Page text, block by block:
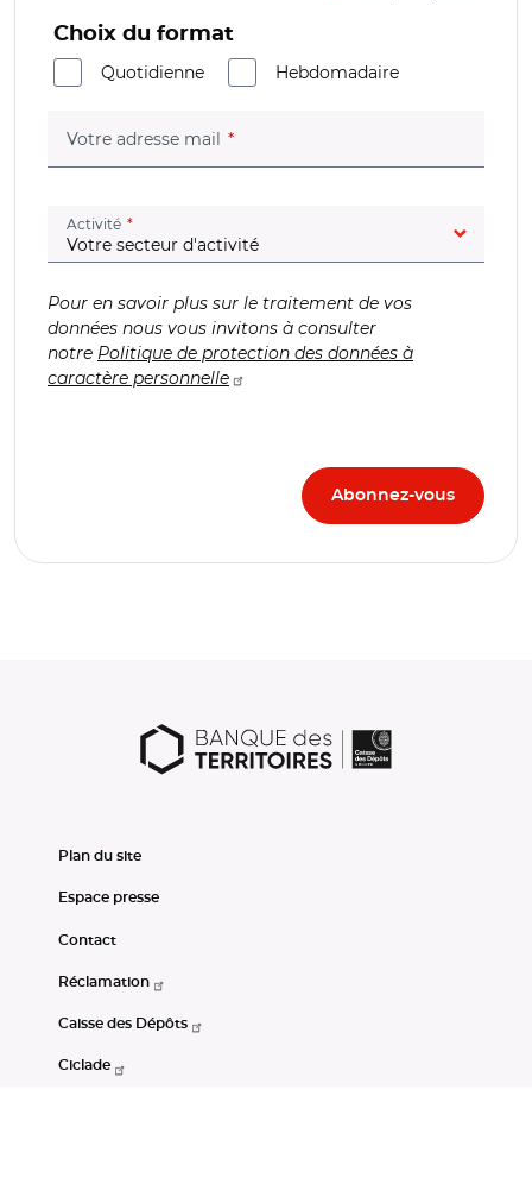
Choix du format
Quotidienne
Hebdomadaire
Votre adresse mail (champ obligatoire)
Activité (champ obligatoire)
Pour en savoir plus sur le traitement de vos
données nous vous invitons à consulter
notre Politique de protection des données à
caractère personnelle
Plan du site
Espace presse
Contact
Réclamation
Caisse des Dépôts
Ciclade